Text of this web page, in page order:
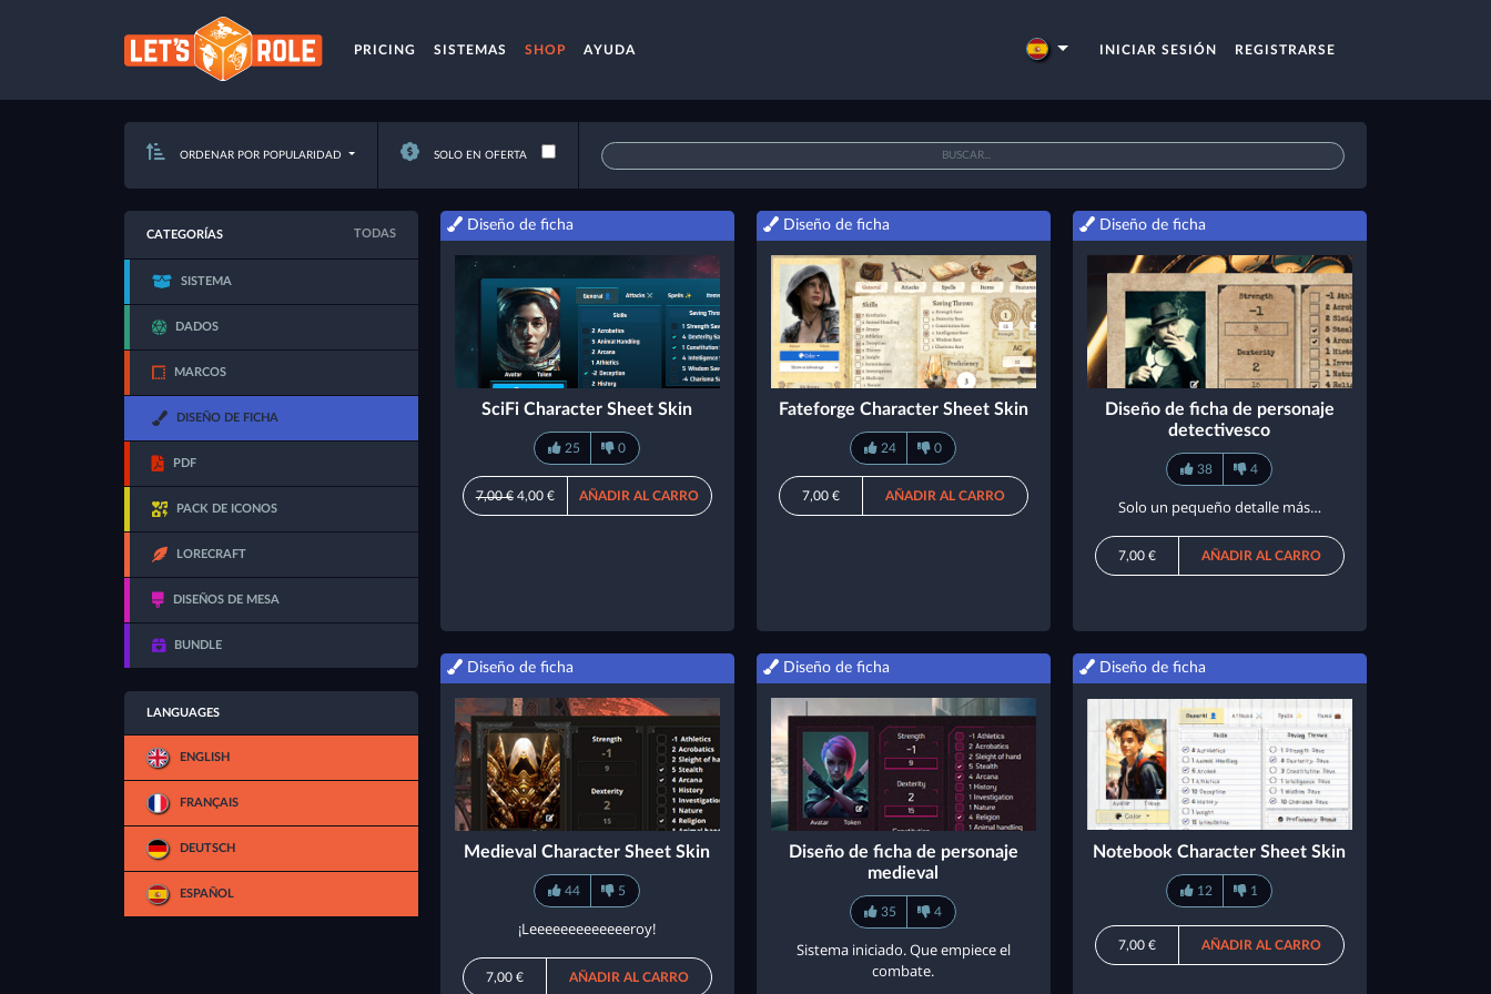
PRICING SISTEMAS SHOP AYUDA INICIAR SESIÓN REGISTRARSE
ORDENAR POR POPULARIDAD SOLO EN OFERTA
CATEGORÍAS TODAS
SISTEMA
DADOS
MARCOS
DISEÑO DE FICHA
PDF
PACK DE ICONOS
LORECRAFT
DISEÑOS DE MESA
BUNDLE
LANGUAGES
ENGLISH
FRANÇAIS
DEUTSCH
ESPAÑOL
Diseño de ficha
SciFi Character Sheet Skin
25 0
7,00 €4,00 € AÑADIR AL CARRO
Diseño de ficha
Fateforge Character Sheet Skin
24 0
7,00 € AÑADIR AL CARRO
Diseño de ficha
Diseño de ficha de personaje
detectivesco
38 4
Solo un pequeño detalle más…
7,00 € AÑADIR AL CARRO
Diseño de ficha
Medieval Character Sheet Skin
44 5
¡Leeeeeeeeeeeeeroy!
7,00 € AÑADIR AL CARRO
Diseño de ficha
Diseño de ficha de personaje
medieval
35 4
Sistema iniciado. Que empiece el
combate.
Diseño de ficha
Notebook Character Sheet Skin
12 1
7,00 € AÑADIR AL CARRO